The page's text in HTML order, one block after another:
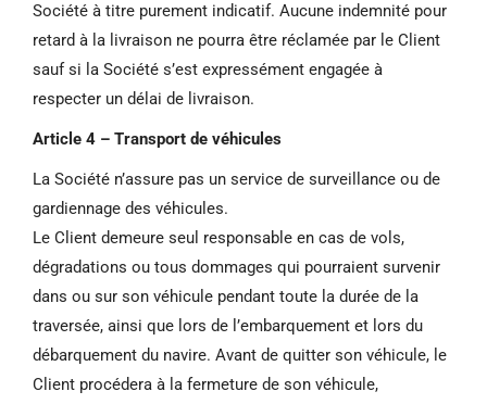
Société à titre purement indicatif. Aucune indemnité pour
retard à la livraison ne pourra être réclamée par le Client
sauf si la Société s’est expressément engagée à
respecter un délai de livraison.
Article 4 – Transport de véhicules
La Société n’assure pas un service de surveillance ou de
gardiennage des véhicules.
Le Client demeure seul responsable en cas de vols,
dégradations ou tous dommages qui pourraient survenir
dans ou sur son véhicule pendant toute la durée de la
traversée, ainsi que lors de l’embarquement et lors du
débarquement du navire. Avant de quitter son véhicule, le
Client procédera à la fermeture de son véhicule,